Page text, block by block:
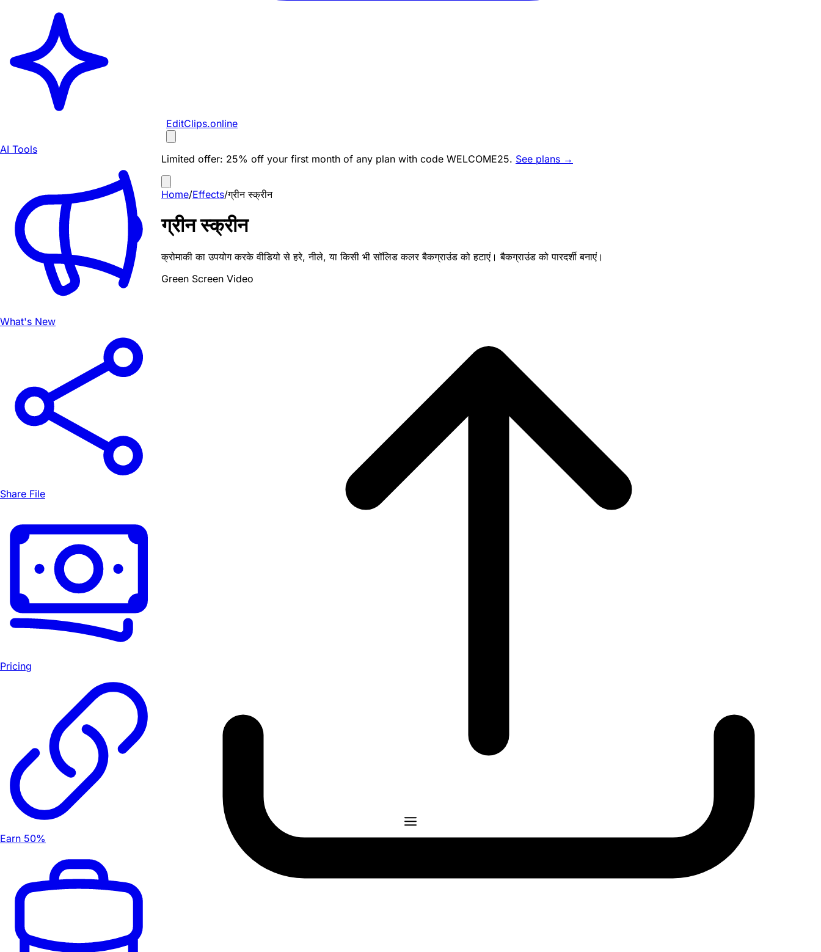
AI Tools
What's New
Share File
Pricing
Earn 50%
EditClips.online
Limited offer: 25% off your first month of any plan with code WELCOME25. See plans →
Home/Effects/ग्रीन स्क्रीन
ग्रीन स्क्रीन
क्रोमाकी का उपयोग करके वीडियो से हरे, नीले, या किसी भी सॉलिड कलर बैकग्राउंड को हटाएं। बैकग्राउंड को पारदर्शी बनाएं।
Green Screen Video